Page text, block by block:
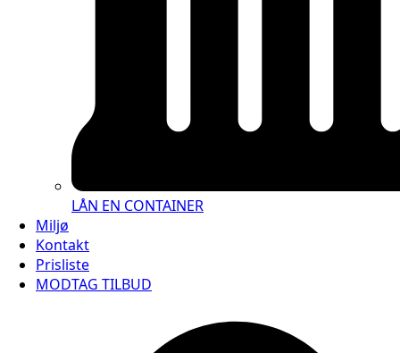
LÅN EN CONTAINER
Miljø
Kontakt
Prisliste
MODTAG TILBUD